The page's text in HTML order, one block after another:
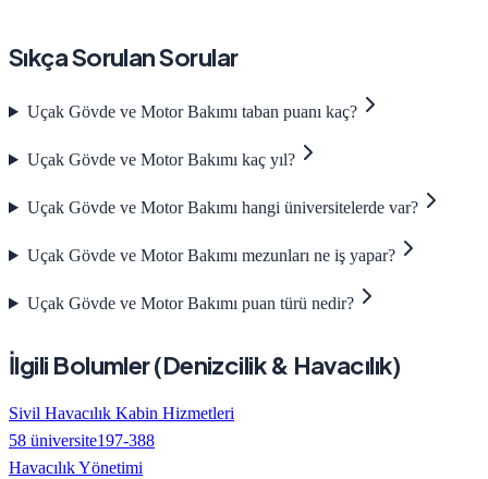
Sıkça Sorulan Sorular
Uçak Gövde ve Motor Bakımı taban puanı kaç?
Uçak Gövde ve Motor Bakımı kaç yıl?
Uçak Gövde ve Motor Bakımı hangi üniversitelerde var?
Uçak Gövde ve Motor Bakımı mezunları ne iş yapar?
Uçak Gövde ve Motor Bakımı puan türü nedir?
İlgili Bolumler (Denizcilik & Havacılık)
Sivil Havacılık Kabin Hizmetleri
58 üniversite197-388
Havacılık Yönetimi